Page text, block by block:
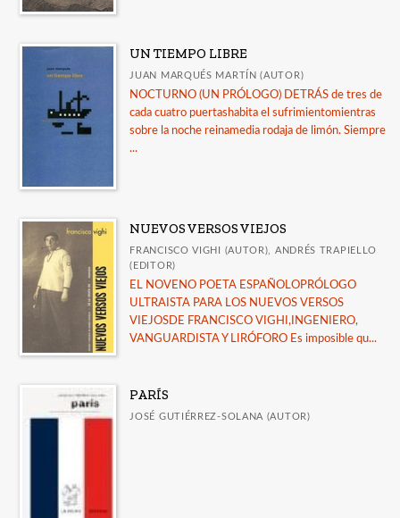
UN TIEMPO LIBRE
JUAN MARQUÉS MARTÍN (AUTOR)
NOCTURNO (UN PRÓLOGO) DETRÁS de tres de
cada cuatro puertashabita el sufrimientomientras
sobre la noche reinamedia rodaja de limón. Siempre
...
NUEVOS VERSOS VIEJOS
FRANCISCO VIGHI (AUTOR), ANDRÉS TRAPIELLO
(EDITOR)
EL NOVENO POETA ESPAÑOLOPRÓLOGO
ULTRAISTA PARA LOS NUEVOS VERSOS
VIEJOSDE FRANCISCO VIGHI,INGENIERO,
VANGUARDISTA Y LIRÓFORO Es imposible qu...
PARÍS
JOSÉ GUTIÉRREZ-SOLANA (AUTOR)